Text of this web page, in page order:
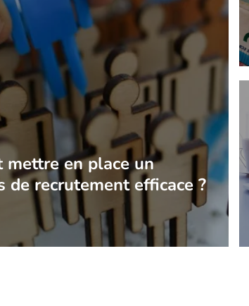
mettre en place un
de recrutement efficace ?